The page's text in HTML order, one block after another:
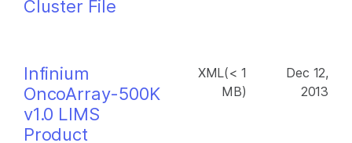
Cluster File
Infinium
OncoArray-500K
v1.0 LIMS
Product
XML(< 1
MB)
Dec 12,
2013